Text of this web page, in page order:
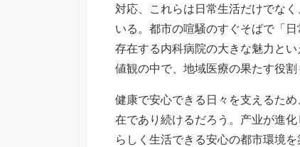
対応、これらは日常生活だけでな
いる。都市の喧騒のすぐそばで「
存在する内科病院の大きな魅力と
値観の中で、地域医療の果たす役
健康で安心できる日々を支えるた
在であり続けるだろう。产业が進
らしく生活できる安心の都市環境